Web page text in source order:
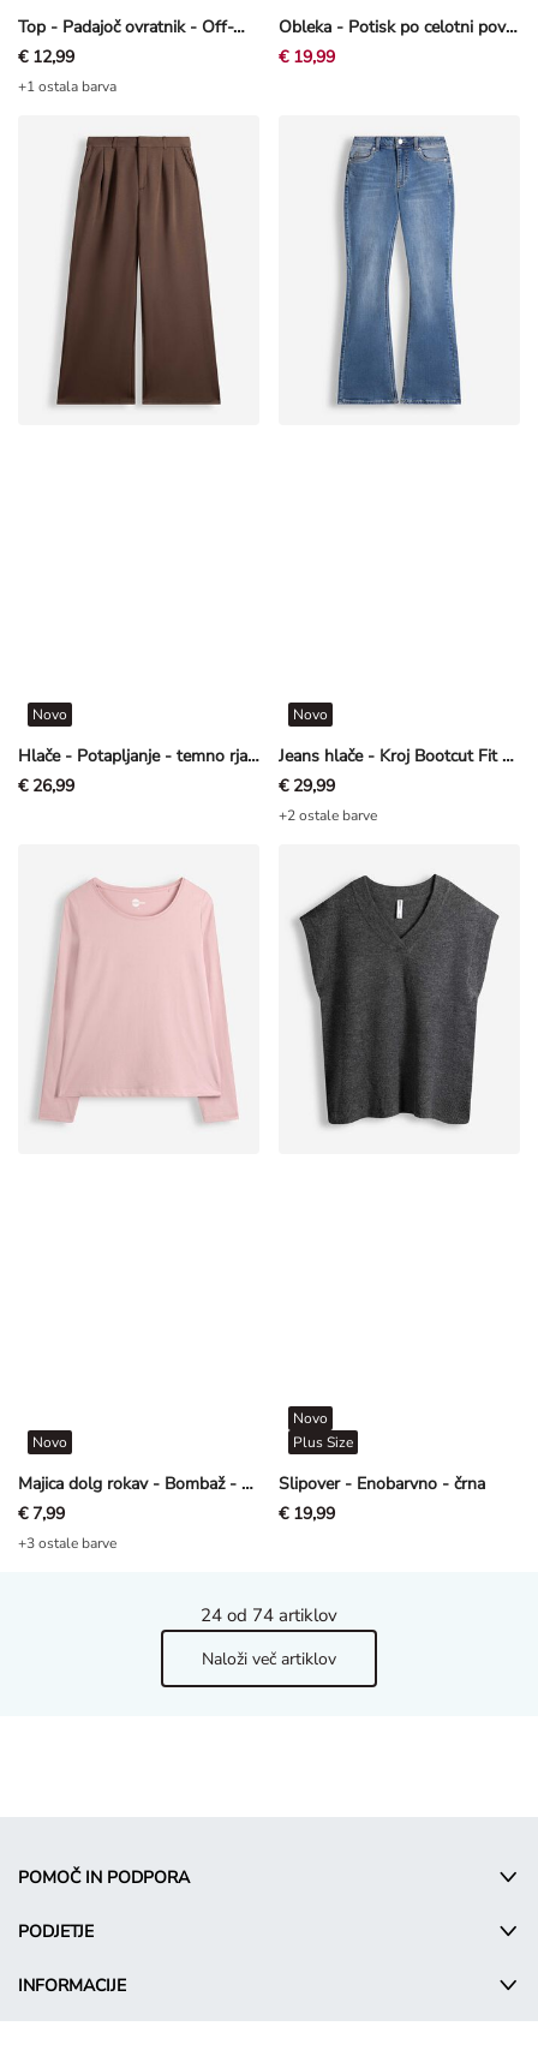
Top - Padajoč ovratnik - Off-White bela
€ 12,99
+1 ostala barva
Obleka - Potisk po celotni površini - Off-White bela
€ 19,99
Hlače - Potapljanje - temno rjava
Novo
€ 26,99
Jeans hlače - Kroj Bootcut Fit - modra
Novo
€ 29,99
+2 ostale barve
Majica dolg rokav - Bombaž - svetlo roza
Novo
€ 7,99
+3 ostale barve
Slipover - Enobarvno - črna
Novo
Plus Size
€ 19,99
24 od 74 artiklov
Naloži več artiklov
POMOČ IN PODPORA
PODJETJE
INFORMACIJE